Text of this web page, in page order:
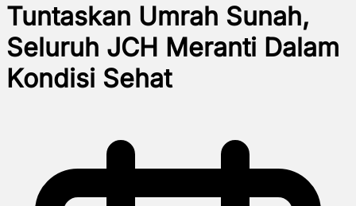
Tuntaskan Umrah Sunah,
Seluruh JCH Meranti Dalam
Kondisi Sehat